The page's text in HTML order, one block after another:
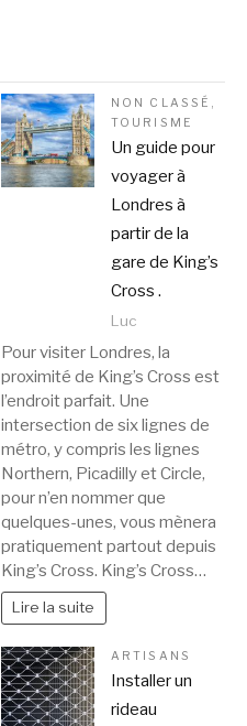
NON CLASSÉ ,
TOURISME
Un guide pour
voyager à
Londres à
partir de la
gare de King’s
Cross .
Luc
Pour visiter Londres, la
proximité de King’s Cross est
l’endroit parfait. Une
intersection de six lignes de
métro, y compris les lignes
Northern, Picadilly et Circle,
pour n’en nommer que
quelques-unes, vous mènera
pratiquement partout depuis
King’s Cross. King’s Cross…
Lire la suite
ARTISANS
Installer un
rideau